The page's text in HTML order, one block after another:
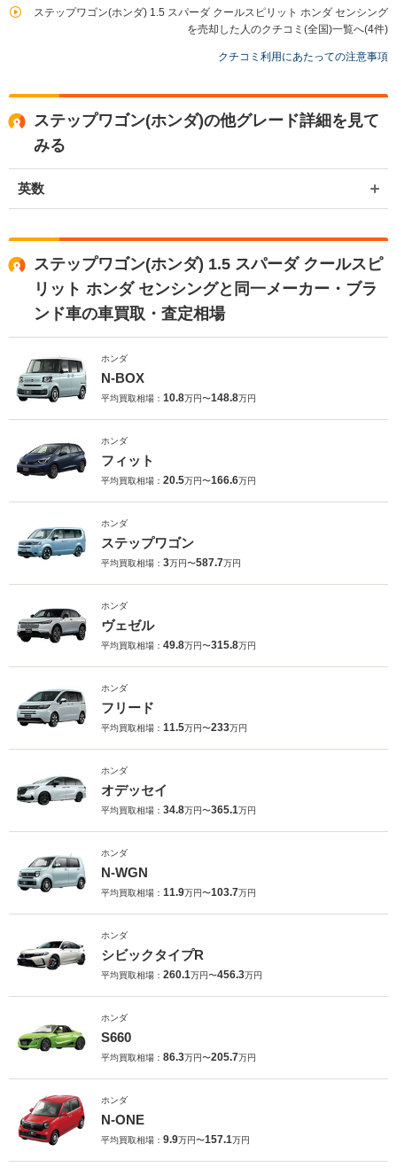
お世話になっております。 株式会社ネクステージでございます。 この
度はネクステージをご利用いただきまして誠にありがとうございまし
存じます。 買取や販売だけではなく、車検や整備、点検などもご用意
ージをご利用いただけますと幸いでございます。 今後とも宜しくお願
い申し上げます。
ステップワゴン(ホンダ) 1.5 スパーダ クールスピリット ホンダ センシング
を売却した人のクチコミ(全国)一覧へ(4件)
クチコミ利用にあたっての注意事項
ステップワゴン(ホンダ)の他グレード詳細を見て
みる
英数
ステップワゴン(ホンダ) 1.5 スパーダ クールスピ
リット ホンダ センシングと同一メーカー・ブラ
ンド車の車買取・査定相場
ホンダ
N-BOX
平均買取相場： 10.8万円〜148.8万円
ホンダ
フィット
平均買取相場： 20.5万円〜166.6万円
ホンダ
ステップワゴン
平均買取相場： 3万円〜587.7万円
ホンダ
ヴェゼル
平均買取相場： 49.8万円〜315.8万円
ホンダ
フリード
平均買取相場： 11.5万円〜233万円
ホンダ
オデッセイ
平均買取相場： 34.8万円〜365.1万円
ホンダ
N-WGN
平均買取相場： 11.9万円〜103.7万円
ホンダ
シビックタイプR
平均買取相場： 260.1万円〜456.3万円
ホンダ
S660
平均買取相場： 86.3万円〜205.7万円
ホンダ
N-ONE
平均買取相場： 9.9万円〜157.1万円